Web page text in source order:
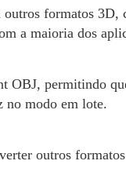
formatos
a maioria dos
OBJ, permitindo
no modo em lote.
outros